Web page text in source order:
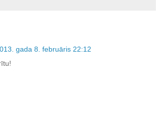
gada 8. februāris 22:12